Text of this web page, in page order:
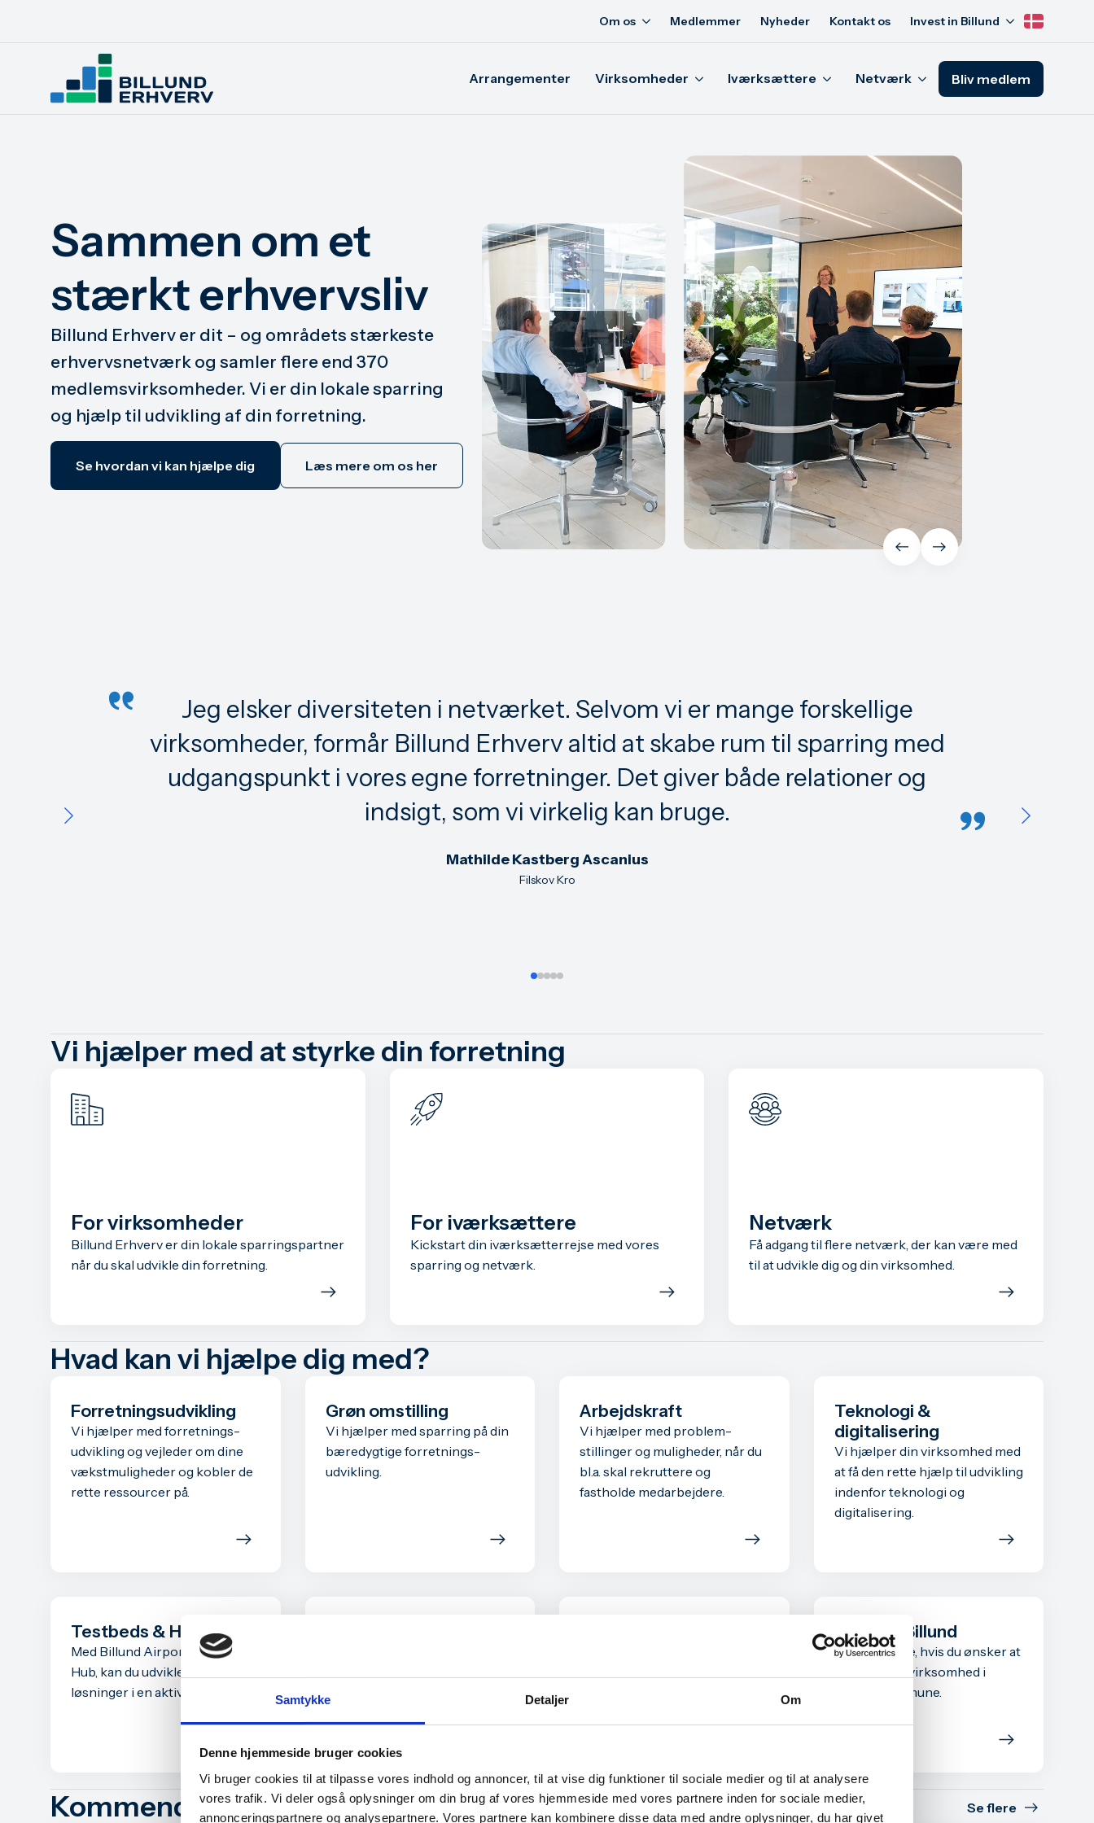
Samtykke Detaljer Om
Denne hjemmeside bruger cookies
Vi bruger cookies til at tilpasse vores indhold og annoncer, til at vise dig funktioner til sociale medier og til at analysere
vores trafik. Vi deler også oplysninger om din brug af vores hjemmeside med vores partnere inden for sociale medier,
annonceringspartnere og analysepartnere. Vores partnere kan kombinere disse data med andre oplysninger, du har givet
Om os Medlemmer Nyheder Kontakt os Invest in Billund
Arrangementer Virksomheder Iværksættere Netværk Bliv medlem
Sammen om et
stærkt erhvervsliv
Billund Erhverv er dit – og områdets stærkeste
erhvervsnetværk og samler flere end 370
medlemsvirksomheder. Vi er din lokale sparring
og hjælp til udvikling af din forretning.
Se hvordan vi kan hjælpe dig Læs mere om os her
Jeg elsker diversiteten i netværket. Selvom vi er mange forskellige
virksomheder, formår Billund Erhverv altid at skabe rum til sparring med
udgangspunkt i vores egne forretninger. Det giver både relationer og
indsigt, som vi virkelig kan bruge.
Mathilde Kastberg Ascanius
Filskov Kro
Vi hjælper med at styrke din forretning
For virksomheder
Billund Erhverv er din lokale sparringspartner
når du skal udvikle din forretning.
For iværksættere
Kickstart din iværksætterrejse med vores
sparring og netværk.
Netværk
Få adgang til flere netværk, der kan være med
til at udvikle dig og din virksomhed.
Hvad kan vi hjælpe dig med?
Forretnings­udvikling
Vi hjælper med forretnings­
udvikling og vejleder om dine
vækstmuligheder og kobler de
rette ressourcer på.
Grøn omstilling
Vi hjælper med sparring på din
bæredygtige forretnings­
udvikling.
Arbejdskraft
Vi hjælper med problem­
stillinger og muligheder, når du
bl.a. skal rekruttere og
fastholde medarbejdere.
Teknologi &
digitalisering
Vi hjælper din virksomhed med
at få den rette hjælp til udvikling
indenfor teknologi og
digitalisering.
Testbeds & Hubs
Med Billund Airport Innovation
Hub, kan du udvikle og teste nye
løsninger i en aktiv lufthavn.
Invest in Billund
Vi kan hjælpe, hvis du ønsker at
etablere din virksomhed i
Billund Kommune.
Kommende arrangementer Se flere